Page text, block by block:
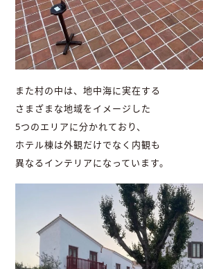
また村の中は、地中海に実在する
さまざまな地域をイメージした
5つのエリアに分かれており、
ホテル棟は外観だけでなく内観も
異なるインテリアになっています。